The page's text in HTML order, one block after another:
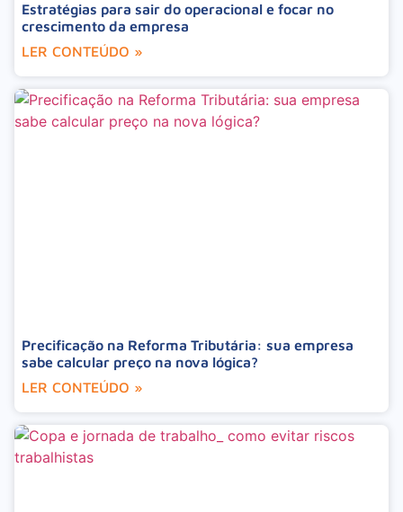
Estratégias para sair do operacional e focar no
crescimento da empresa
LER CONTEÚDO »
Precificação na Reforma Tributária: sua empresa
sabe calcular preço na nova lógica?
LER CONTEÚDO »